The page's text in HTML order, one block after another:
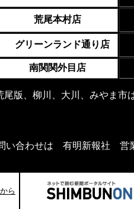
荒尾本村店
グリーンランド通り店
南関関外目店
版、柳川、大川、みやま市
い合わせは 有明新報社 営
ら